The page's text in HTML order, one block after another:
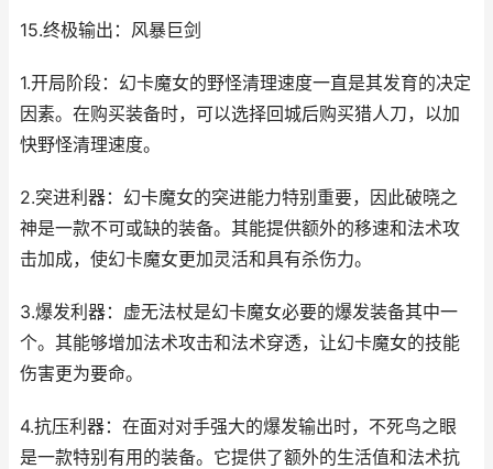
15.终极输出：风暴巨剑
1.开局阶段：幻卡魔女的野怪清理速度一直是其发育的决定
因素。在购买装备时，可以选择回城后购买猎人刀，以加
快野怪清理速度。
2.突进利器：幻卡魔女的突进能力特别重要，因此破晓之
神是一款不可或缺的装备。其能提供额外的移速和法术攻
击加成，使幻卡魔女更加灵活和具有杀伤力。
3.爆发利器：虚无法杖是幻卡魔女必要的爆发装备其中一
个。其能够增加法术攻击和法术穿透，让幻卡魔女的技能
伤害更为要命。
4.抗压利器：在面对对手强大的爆发输出时，不死鸟之眼
是一款特别有用的装备。它提供了额外的生活值和法术抗